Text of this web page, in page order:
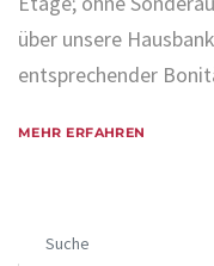
über unsere
entsprechender
MEHR ERFAHREN